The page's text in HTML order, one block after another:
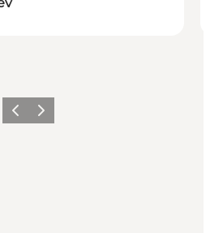
Vorherige Folie
Nächste Folie